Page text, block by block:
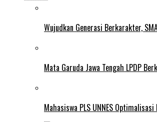
Wujudkan Generasi Berkarakter,
Mata Garuda Jawa Tengah LPDP
Mahasiswa PLS UNNES